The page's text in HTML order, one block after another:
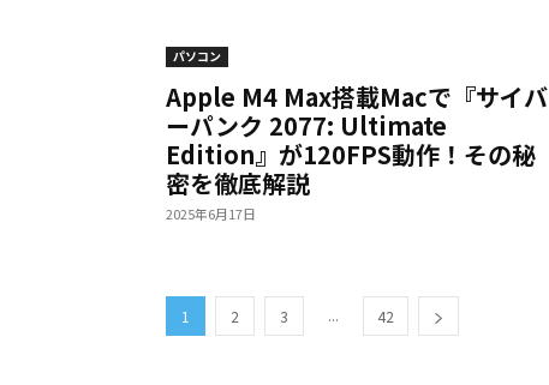
パソコン
Apple M4 Max搭載Macで『サイバ
ーパンク 2077: Ultimate
Edition』が120FPS動作！その秘
密を徹底解説
2025年6月17日
1 2 3 ... 42